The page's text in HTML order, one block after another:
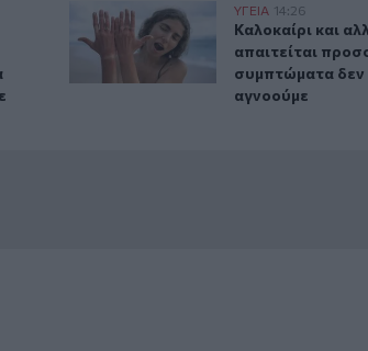
κρουσμάτων - Τα συμπτώματα που δεν
Οκτώβριο η έξαρση των κρουσμάτων - Τα
Καλοκαίρι και αλλεργίες: Πότε
ΥΓΕΙΑ 14:26
Καλοκαίρι και
Καλοκαίρι και
απαιτείται
συμπτώματα δεν
αγνοούμε